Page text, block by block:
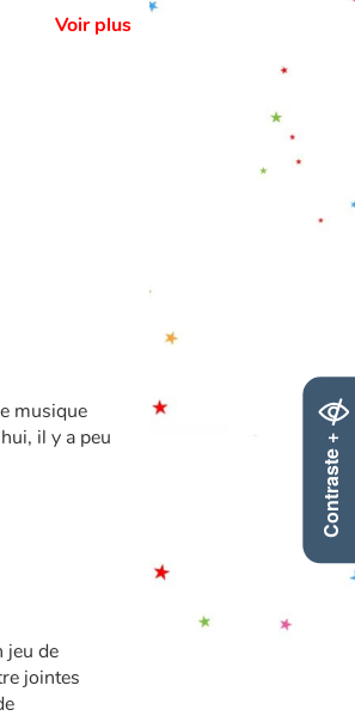
Contraste +
Voir plus
musique
il y a peu
jeu de
jointes